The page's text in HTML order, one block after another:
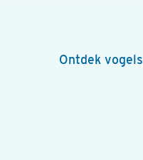
Ontdek vogels